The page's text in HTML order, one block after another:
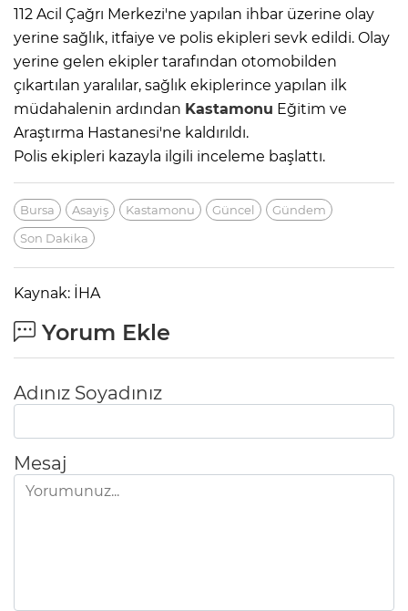
112 Acil Çağrı Merkezi'ne yapılan ihbar üzerine olay
yerine sağlık, itfaiye ve polis ekipleri sevk edildi. Olay
yerine gelen ekipler tarafından otomobilden
çıkartılan yaralılar, sağlık ekiplerince yapılan ilk
müdahalenin ardından Kastamonu Eğitim ve
Araştırma Hastanesi'ne kaldırıldı.
Polis ekipleri kazayla ilgili inceleme başlattı.
Bursa Asayiş Kastamonu Güncel
Gündem
Son Dakika
Kaynak: İHA
Yorum Ekle
Adınız Soyadınız
Mesaj